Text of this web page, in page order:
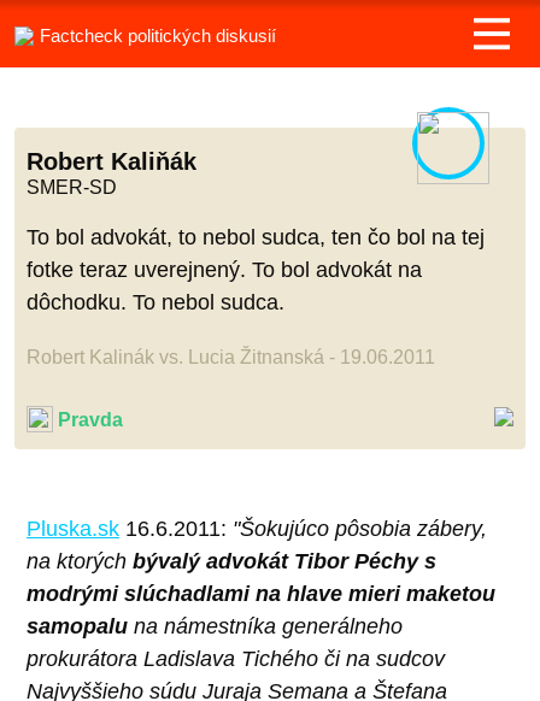
Factcheck politických diskusií
Robert Kaliňák
SMER-SD
To bol advokát, to nebol sudca, ten čo bol na tej
fotke teraz uverejnený. To bol advokát na
dôchodku. To nebol sudca.
Robert Kalinák vs. Lucia Žitnanská - 19.06.2011
Pravda
Pluska.sk 16.6.2011: "Šokujúco pôsobia zábery,
na ktorých bývalý advokát Tibor Péchy s
modrými slúchadlami na hlave mieri maketou
samopalu na námestníka generálneho
prokurátora Ladislava Tichého či na sudcov
Najvyššieho súdu Juraja Semana a Štefana